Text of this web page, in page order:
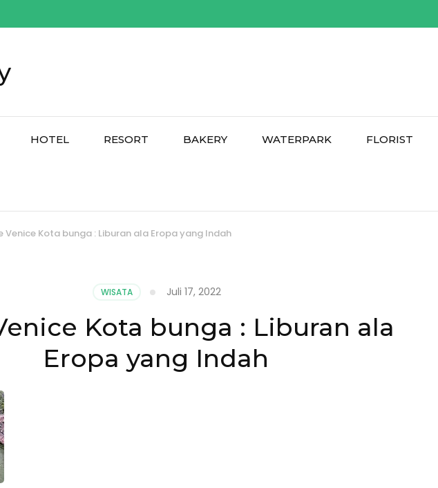
HOTEL RESORT BAKERY WATERPARK FLORIST
Venice Kota bunga : Liburan ala Eropa yang Indah
WISATA Juli 17, 2022
Kota bunga : Liburan ala
Eropa yang Indah